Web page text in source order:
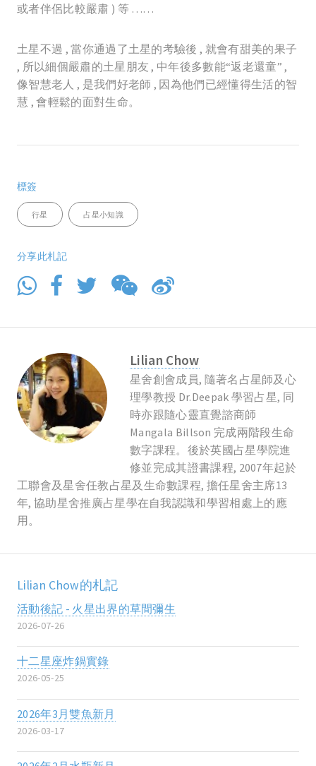
或者伴侶比較嚴肅 ) 等 ……
土星不過 , 當你通過了土星的考驗後 , 就會有甜美的果子
, 所以細個嚴肅的土星朋友 , 中年後多數能“返老還童” ,
像智慧老人 , 是我們好老師 , 因為他們已經懂得生活的智
慧 , 會輕鬆的面對生命。
標簽
行星 占星小知識
分享此札記
Lilian Chow
星舍創會成員, 隨著名占星師及心
理學教授 Dr.Deepak 學習占星, 同
時亦跟隨心靈直覺諮商師
Mangala Billson 完成兩階段生命
數字課程。後於英國占星學院進
修並完成其證書課程, 2007年起於
工聯會及星舍任教占星及生命數課程, 擔任星舍主席13
年, 協助星舍推廣占星學在自我認識和學習相處上的應
用。
Lilian Chow的札記
活動後記 - 火星出界的草間彌生
2026-07-26
十二星座炸鍋實錄
2026-05-25
2026年3月雙魚新月
2026-03-17